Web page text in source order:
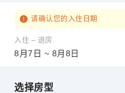
请确认您的入住日期
入住 – 退房
8月7日 ~ 8月8日
选择房型